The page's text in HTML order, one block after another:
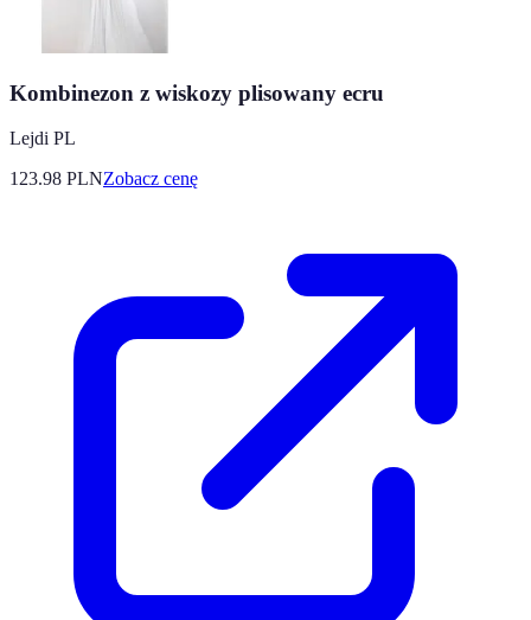
Kombinezon z wiskozy plisowany ecru
Lejdi PL
123.98 PLNZobacz cenę